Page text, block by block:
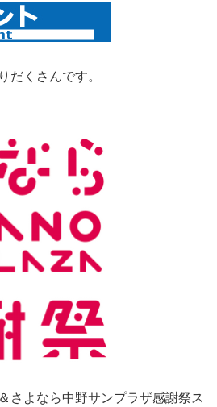
だくさんです。
さよなら中野サンプラザ感謝祭ス